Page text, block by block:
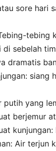
sore hari
tebing
di sebelah
dramatis
siang
putih yang
berjemur
kunjungan:
Air terjun